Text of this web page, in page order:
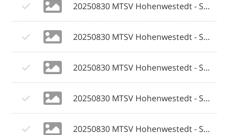
20250830 MTSV Hohenwestedt - SV Eichede © 2025 Olaf Wegerich_025.jpg
20250830 MTSV Hohenwestedt - SV Eichede © 2025 Olaf Wegerich_026.jpg
20250830 MTSV Hohenwestedt - SV Eichede © 2025 Olaf Wegerich_027.jpg
20250830 MTSV Hohenwestedt - SV Eichede © 2025 Olaf Wegerich_028.jpg
20250830 MTSV Hohenwestedt - SV Eichede © 2025 Olaf Wegerich_029.jpg